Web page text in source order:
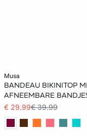
musa
BANDEAU BIKINITOP
AFNEEMBARE
€ 29.99€ 39.99
34 40